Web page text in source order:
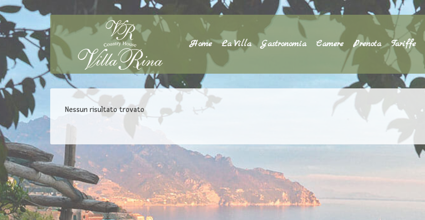
Home La Villa Gastronomia Camere Prenota Tariffe
Nessun risultato trovato